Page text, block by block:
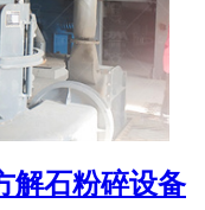
解石粉碎设备